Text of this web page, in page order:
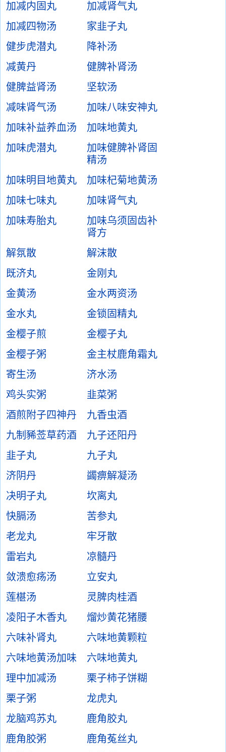
加减内固丸
加减肾气丸
加减四物汤
家韭子丸
健步虎潜丸
降补汤
减黄丹
健脾补肾汤
健脾益肾汤
坚软汤
减味肾气汤
加味八味安神丸
加味补益养血汤
加味地黄丸
加味虎潜丸
加味健脾补肾固
精汤
加味明目地黄丸
加味杞菊地黄汤
加味七味丸
加味肾气丸
加味寿胎丸
加味乌须固齿补
肾方
解氛散
解沫散
既济丸
金刚丸
金黄汤
金水两资汤
金水丸
金锁固精丸
金樱子煎
金樱子丸
金樱子粥
金主杖鹿角霜丸
寄生汤
济水汤
鸡头实粥
韭菜粥
酒煎附子四神丹
九香虫酒
九制豨莶草药酒
九子还阳丹
韭子丸
九子丸
济阴丹
蠲痹解凝汤
决明子丸
坎离丸
快膈汤
苦参丸
老龙丸
牢牙散
雷岩丸
凉髓丹
敛溃愈疡汤
立安丸
莲椹汤
灵脾肉桂酒
凌阳子木香丸
熘炒黄花猪腰
六味补肾丸
六味地黄颗粒
六味地黄汤加味
六味地黄丸
理中加减汤
栗子柿子饼糊
栗子粥
龙虎丸
龙脑鸡苏丸
鹿角胶丸
鹿角胶粥
鹿角菟丝丸